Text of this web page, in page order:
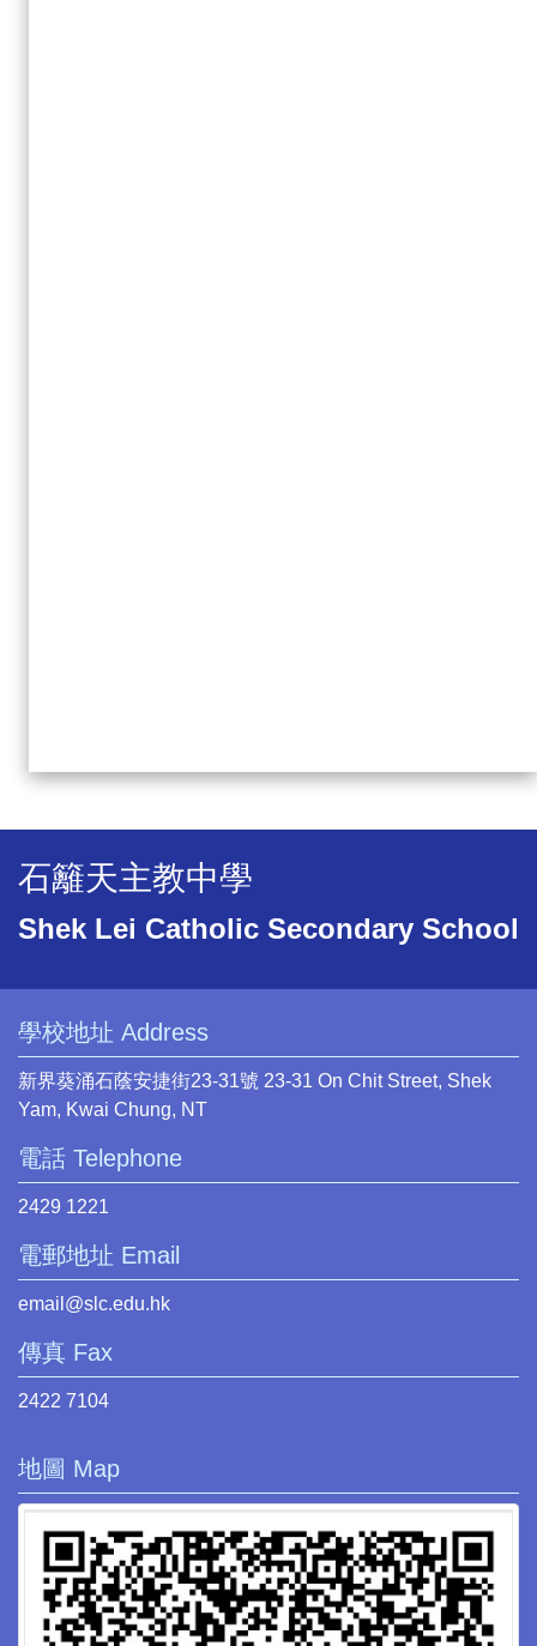
石籬天主教中學
Shek Lei Catholic Secondary School
學校地址 Address
新界葵涌石蔭安捷街23-31號 23-31 On Chit Street, Shek
Yam, Kwai Chung, NT
電話 Telephone
2429 1221
電郵地址 Email
email@slc.edu.hk
傳真 Fax
2422 7104
地圖 Map